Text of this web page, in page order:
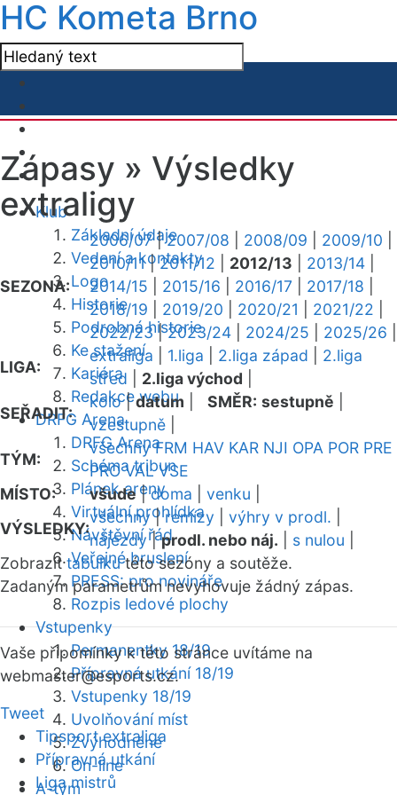
HC Kometa Brno
Klub
Základní údaje
Vedení a kontakty
Logo
Historie
Podrobná historie
Ke stažení
Kariéra
Redakce webu
DRFG Arena
DRFG Arena
Schéma tribun
Plánek areny
Virtuální prohlídka
Návštěvní řád
Veřejné bruslení
PRESS: pro novináře
Rozpis ledové plochy
Vstupenky
Permanentky 18/19
Přípravná utkání 18/19
Vstupenky 18/19
Uvolňování míst
Zvýhodněné
On-line
A-tým
Zápasy » Výsledky
extraligy
SEZONA:
2006/07|2007/08 2008/09 2009/10
2010/11|2011/12 2012/13 2013/14
2014/15
2015/16 2016/17 2017/18
2018/19
2019/20 2020/21 2021/22
2022/23|2023/24 2024/25 2025/26
LIGA:
extraliga 1.liga 2.liga západ
2.liga
střed
2.liga východ
SEŘADIT:
kolo|datum SMĚR: sestupně
vzestupně
TÝM:
všechny FRM HAV KAR NJI OPA POR PRE
PRO VAL VSE
MÍSTO:
všude|doma venku
VÝSLEDKY:
všechny|remízy výhry v prodl.
nájezdy|prodl. nebo náj. s nulou
Zobrazittabulkutéto sezóny a soutěže.
Zadaným parametrům nevyhovuje žádný zápas.
Vaše připomínky k této stránce uvítáme na
webmaster@esports.cz.
Tweet
Tipsport extraliga
Přípravná utkání
Liga mistrů